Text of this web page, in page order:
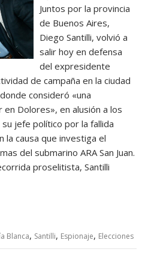
Juntos por la provincia
de Buenos Aires,
Diego Santilli, volvió a
salir hoy en defensa
del expresidente
de campaña en la ciudad
consideró «una
Dolores», en alusión a los
jefe político por la fallida
la causa que investiga el
del submarino ARA San Juan.
proselitista, Santilli
Blanca, Santilli, Espionaje, Elecciones